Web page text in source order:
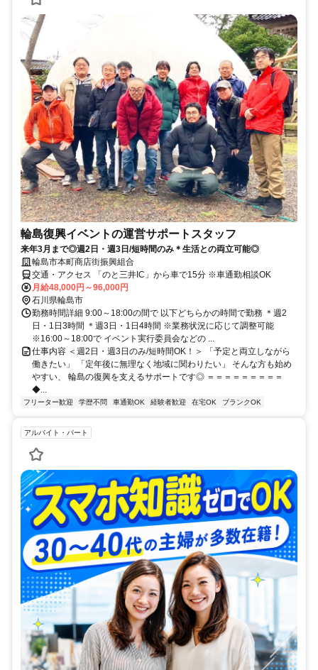
輪島復興イベントの運営サポートスタッフ
来年3月まで◎週2日・週3日/短時間のみ＊生活との両立可能◎
輪島市本町商店街振興組合
交通・アクセス 「のと三井IC」から車で15分 ※車通勤相談OK
月給48,000円～96,000円
石川県輪島市
勤務時間詳細 9:00～18:00の間で 以下どちらかの時間で勤務 ＊週2
日・1日3時間 ＊週3日・1日4時間 ※業務状況に応じて調整可能
※16:00～18:00で イベント実行委員会などの ...
仕事内容 ＜週2日・週3日のみ/短時間OK！＞ 「予定と両立しながら
働きたい」 「定年後に無理なく地域に関わりたい」 そんな方も始め
やすい、 輪島の復興を支えるサポートです◎ ＝＝＝＝＝＝＝＝＝
◆...
フリーター歓迎 学歴不問 車通勤OK 経験者歓迎 在宅OK ブランクOK
アルバイト・パート